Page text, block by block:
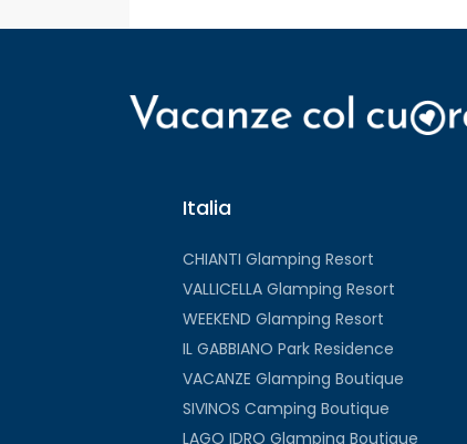
Italia
CHIANTI Glamping Resort
VALLICELLA Glamping Resort
WEEKEND Glamping Resort
IL GABBIANO Park Residence
VACANZE Glamping Boutique
SIVINOS Camping Boutique
LAGO IDRO Glamping Boutique